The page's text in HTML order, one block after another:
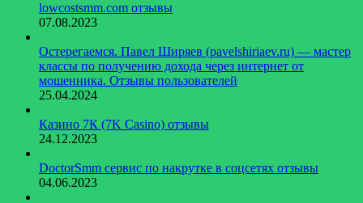
lowcostsmm.com отзывы
07.08.2023
Остерегаемся. Павел Ширяев (pavelshiriaev.ru) — мастер
классы по получению дохода через интернет от
мошенника. Отзывы пользователей
25.04.2024
Казино 7К (7K Casino) отзывы
24.12.2023
DoctorSmm сервис по накрутке в соцсетях отзывы
04.06.2023